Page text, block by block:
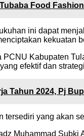
Food
ini dapat
kekuatan
Kabupaten
efektif dan
Tahun 2024, Pj
tersediri yang akan
Muhammad